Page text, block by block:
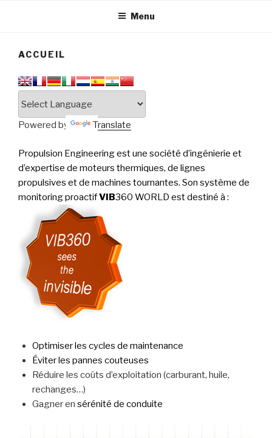
PERFORMANCE
Menu
ACCUEIL
Powered by Translate
Propulsion Engineering est une société d’ingénierie et
d’expertise de moteurs thermiques, de lignes
propulsives et de machines tournantes. Son système de
monitoring proactifVIB360 WORLD est destiné à :
Optimiser les cycles de maintenance
Éviter les pannes couteuses
Réduire les coûts d’exploitation (carburant, huile,
rechanges…)
Gagner en sérénité de conduite